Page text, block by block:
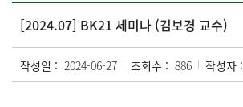
[2024.07] BK21 세미나 (김보경 교수)
작성일 : 2024-06-27 조회수 : 886 작성자 :